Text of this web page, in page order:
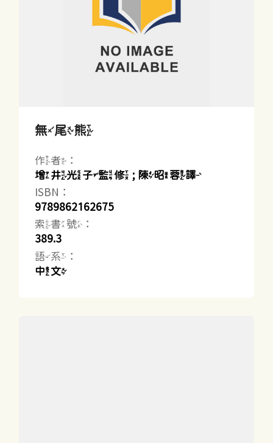
無尾熊
作者：
增井光子監修 ; 陳昭蓉譯
ISBN：
9789862162675
索書號：
389.3
語系：
中文